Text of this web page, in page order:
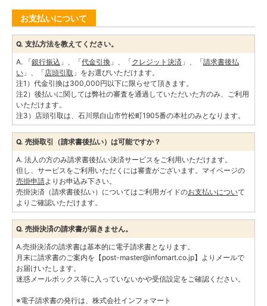
お支払いについて
Q. 支払方法を教えてください。
A. 「銀行振込 」、「代金引換 」、「クレジット決済 」、「請求書後払
い 」、「店頭引取 」をお選びいただけます。
注1）代金引換は300,000円以下に限らせて頂きます。
注2）後払いに関しては弊社の審査を通過していただいた方のみ、ご利用
いただけます。
注3）店頭引取は、石川県白山市竹松町1905番の本社のみとなります。
Q. 売掛取引（請求書後払い）は可能ですか？
A. 法人の方のみ請求書後払い決済サービスをご利用いただけます。
但し、サービスをご利用いただくには審査がございます。マイページの
売掛申請よりお申込み下さい。
売掛決済（請求書後払い）についてはご利用ガイドのお支払いについて
よりご確認いただけます。
Q. 売掛決済の請求書が届きません。
A.売掛決済の請求書は基本的に電子請求書となります。
月末に請求書のご案内を【post-master@infomart.co.jp】よりメールで
お届けいたします。
迷惑メールボックス等に入っていないかや受信設定をご確認ください。
※電子請求書の発行は、株式会社インフォマート